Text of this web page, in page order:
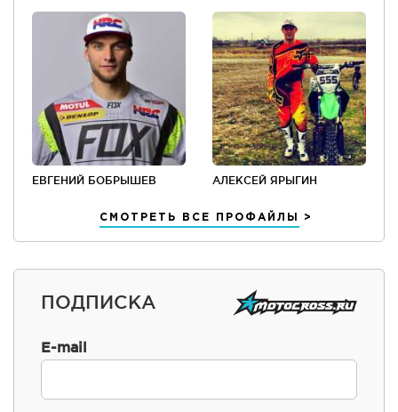
ЕВГЕНИЙ БОБРЫШЕВ АЛЕКСЕЙ ЯРЫГИН
СМОТРЕТЬ ВСЕ ПРОФАЙЛЫ
ПОДПИСКА
E-mail